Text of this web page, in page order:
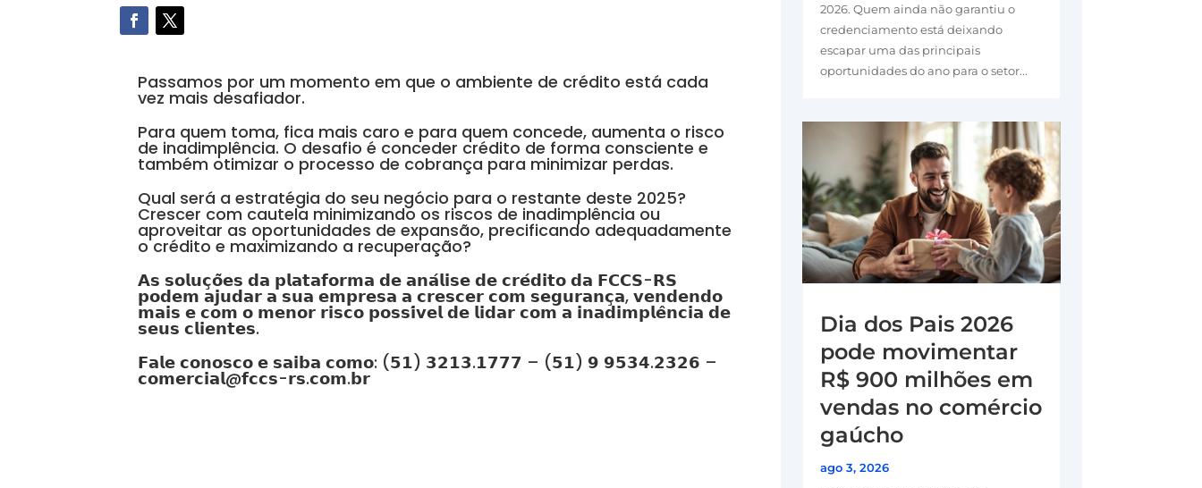
Passamos por um momento em que o ambiente de crédito está cada
vez mais desafiador.
Para quem toma, fica mais caro e para quem concede, aumenta o risco
de inadimplência. O desafio é conceder crédito de forma consciente e
também otimizar o processo de cobrança para minimizar perdas.
Qual será a estratégia do seu negócio para o restante deste 2025?
Crescer com cautela minimizando os riscos de inadimplência ou
aproveitar as oportunidades de expansão, precificando adequadamente
o crédito e maximizando a recuperação?
𝗔𝘀 𝘀𝗼𝗹𝘂𝗰̧𝗼̃𝗲𝘀 𝗱𝗮 𝗽𝗹𝗮𝘁𝗮𝗳𝗼𝗿𝗺𝗮 𝗱𝗲 𝗮𝗻𝗮́𝗹𝗶𝘀𝗲 𝗱𝗲 𝗰𝗿𝗲́𝗱𝗶𝘁𝗼 𝗱𝗮 𝗙𝗖𝗖𝗦-𝗥𝗦
𝗽𝗼𝗱𝗲𝗺 𝗮𝗷𝘂𝗱𝗮𝗿 𝗮 𝘀𝘂𝗮 𝗲𝗺𝗽𝗿𝗲𝘀𝗮 𝗮 𝗰𝗿𝗲𝘀𝗰𝗲𝗿 𝗰𝗼𝗺 𝘀𝗲𝗴𝘂𝗿𝗮𝗻𝗰̧𝗮, 𝘃𝗲𝗻𝗱𝗲𝗻𝗱𝗼
𝗺𝗮𝗶𝘀 𝗲 𝗰𝗼𝗺 𝗼 𝗺𝗲𝗻𝗼𝗿 𝗿𝗶𝘀𝗰𝗼 𝗽𝗼𝘀𝘀𝗶́𝘃𝗲𝗹 𝗱𝗲 𝗹𝗶𝗱𝗮𝗿 𝗰𝗼𝗺 𝗮 𝗶𝗻𝗮𝗱𝗶𝗺𝗽𝗹𝗲̂𝗻𝗰𝗶𝗮 𝗱𝗲
𝘀𝗲𝘂𝘀 𝗰𝗹𝗶𝗲𝗻𝘁𝗲𝘀.
𝗙𝗮𝗹𝗲 𝗰𝗼𝗻𝗼𝘀𝗰𝗼 𝗲 𝘀𝗮𝗶𝗯𝗮 𝗰𝗼𝗺𝗼: (𝟱𝟭) 𝟯𝟮𝟭𝟯.𝟭𝟳𝟳𝟳 – (𝟱𝟭) 𝟵 𝟵𝟱𝟯𝟰.𝟮𝟯𝟮𝟲 –
𝗰𝗼𝗺𝗲𝗿𝗰𝗶𝗮𝗹@𝗳𝗰𝗰𝘀-𝗿𝘀.𝗰𝗼𝗺.𝗯𝗿
2026. Quem ainda não garantiu o
credenciamento está deixando
escapar uma das principais
oportunidades do ano para o setor...
Dia dos Pais 2026
pode movimentar
R$ 900 milhões em
vendas no comércio
gaúcho
ago 3, 2026